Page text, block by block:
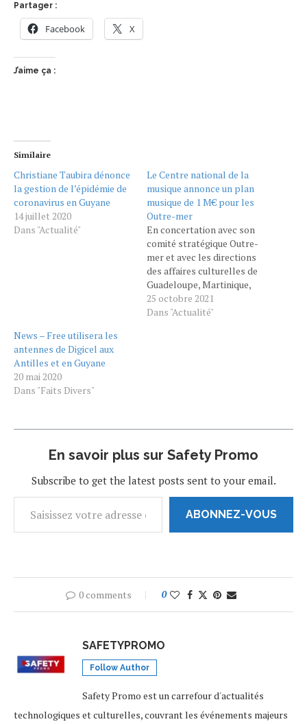
Partager :
Facebook X
J’aime ça :
Similaire
Christiane Taubira dénonce
la gestion de l’épidémie de
coronavirus en Guyane
14 juillet 2020
Dans "Actualité"
Le Centre national de la
musique annonce un plan
musique de 1 M€ pour les
Outre-mer
En concertation avec son
comité stratégique Outre-
mer et avec les directions
des affaires culturelles de
Guadeloupe, Martinique,
Guyane, Mayotte et de La
Réunion, le Centre national
25 octobre 2021
Dans "Actualité"
News – Free utilisera les
antennes de Digicel aux
Antilles et en Guyane
20 mai 2020
Dans "Faits Divers"
En savoir plus sur Safety Promo
Subscribe to get the latest posts sent to your email.
ABONNEZ-VOUS
0 comments 0
SAFETYPROMO
Follow Author
Safety Promo est un carrefour d'actualités
technologiques et culturelles, couvrant les événements majeurs